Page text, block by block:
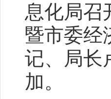
息化局召
暨市委经
记、局长
加。